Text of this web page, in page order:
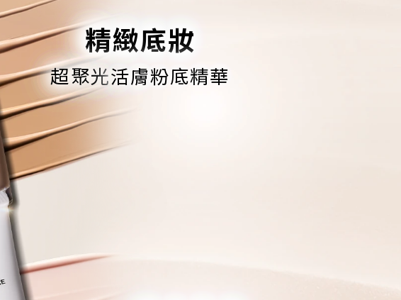
精緻底妝
超聚光活膚粉底精華